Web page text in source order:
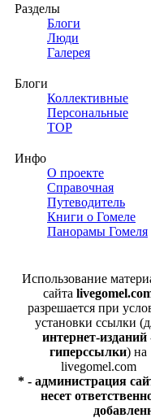
Разделы
Блоги
Люди
Галерея
Блоги
Коллективные
Персональные
TOP
Инфо
О проекте
Справочная
Путеводитель
Книги о Гомеле
Панорамы Гомеля
Использование
сайта
разрешается при
установки ссылки
интернет-изданий
гиперссылки) на
livegomel.com
* - администрация
несет